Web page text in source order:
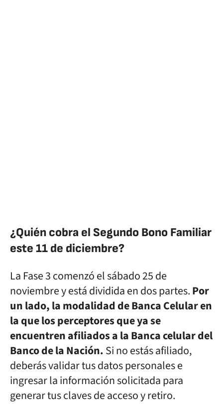
¿Quién cobra el Segundo Bono Familiar
este 11 de diciembre?
La Fase 3 comenzó el sábado 25 de
noviembre y está dividida en dos partes.Por
un lado, la modalidad de Banca Celular en
la que los perceptores que ya se
encuentren afiliados a la Banca celular del
Banco de la Nación.Si no estás afiliado,
deberás validar tus datos personales e
ingresar la información solicitada para
generar tus claves de acceso y retiro.